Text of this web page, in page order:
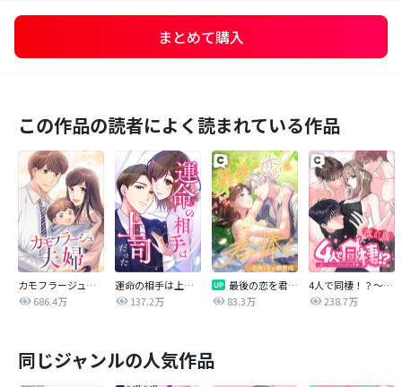
まとめて購入
この作品の読者によく読まれている作品
カモフラージュ夫婦
686.4万
運命の相手は上司だった
137.2万
最後の恋を君に捧ぐ～余命1年の御曹司～
83.3万
4人で同棲！？～逆ハーレムハウスへようこそ♥～【改訂版】
238.7万
同じジャンルの人気作品